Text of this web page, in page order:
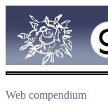
Web compendium